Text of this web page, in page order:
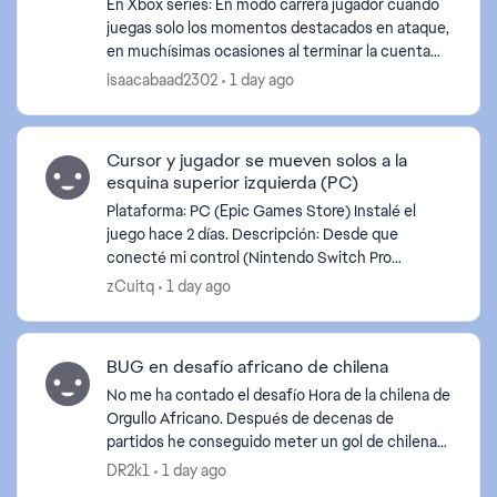
En Xbox series: En modo carrera jugador cuando
juegas solo los momentos destacados en ataque,
en muchísimas ocasiones al terminar la cuenta
atrás cuando vas a recibir el pase, el balón sale
isaacabaad2302 1 day ago
Cursor y jugador se mueven solos a la
esquina superior izquierda (PC)
Plataforma: PC (Epic Games Store) Instalé el
juego hace 2 días. Descripción: Desde que
conecté mi control (Nintendo Switch Pro
Controller), empecé a notar que el cursor del
zCuitq 1 day ago
BUG en desafío africano de chilena
No me ha contado el desafío Hora de la chilena de
Orgullo Africano. Después de decenas de
partidos he conseguido meter un gol de chilena
con un africano con un equipo de 6 de África
DR2k1 1 day ago